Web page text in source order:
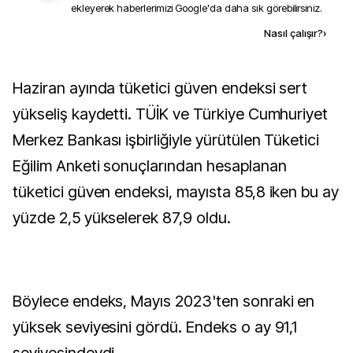
ekleyerek haberlerimizi Google'da daha sık görebilirsiniz.
Nasıl çalışır?›
Haziran ayında tüketici güven endeksi sert
yükseliş kaydetti. TÜİK ve Türkiye Cumhuriyet
Merkez Bankası işbirliğiyle yürütülen Tüketici
Eğilim Anketi sonuçlarından hesaplanan
tüketici güven endeksi, mayısta 85,8 iken bu ay
yüzde 2,5 yükselerek 87,9 oldu.
Böylece endeks, Mayıs 2023'ten sonraki en
yüksek seviyesini gördü. Endeks o ay 91,1